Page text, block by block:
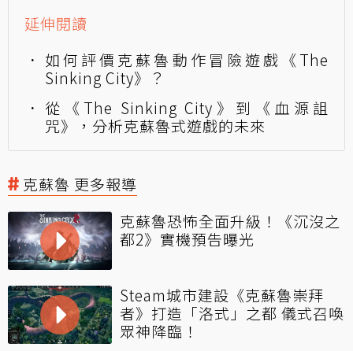
延伸閱讀
如何評價克蘇魯動作冒險遊戲《The
Sinking City》？
從《The Sinking City》到《血源詛
咒》，分析克蘇魯式遊戲的未來
克蘇魯 更多報導
克蘇魯恐怖全面升級！《沉沒之
都2》實機預告曝光
Steam城市建設《克蘇魯崇拜
者》打造「洛式」之都 儀式召喚
眾神降臨！